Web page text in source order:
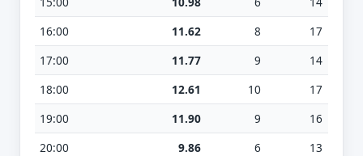
16:00
11.62 8
17
17:00
11.77 9
14
18:00
12.61 10
17
19:00
11.90 9
16
20:00
9.86 6
13